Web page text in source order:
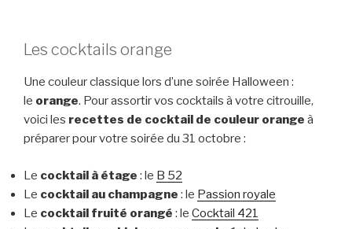
Les cocktails orange
Une couleur classique lors d’une soirée Halloween :
le orange. Pour assortir vos cocktails à votre citrouille,
voici les recettes de cocktail de couleur orange à
préparer pour votre soirée du 31 octobre :
Le cocktail à étage : le B 52
Le cocktail au champagne : le Passion royale
Le cocktail fruité orangé : le Cocktail 421